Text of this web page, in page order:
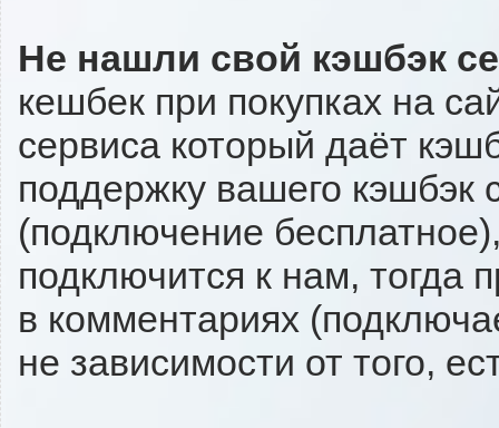
Не нашли свой кэшбэк
кешбек при покупках на
сервиса который даёт
поддержку вашего кэшбэк
(подключение
подключится к нам, тогда
в комментариях
не зависимости от того,